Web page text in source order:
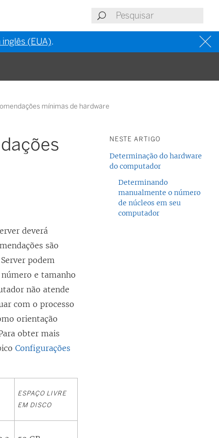
(EUA).
mínimas de hardware
deverá
são
podem
e tamanho
não atende
com o processo
orientação
obter mais
Configurações
ESPAÇO LIVRE
EM DISCO
NESTE ARTIGO
Determinação do hardware
do computador
Determinando
manualmente o número
de núcleos em seu
computador